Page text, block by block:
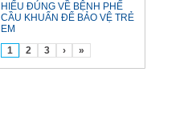
HIỂU ĐÚNG VỀ BỆNH PHẾ
CẦU KHUẨN ĐỂ BẢO VỆ TRẺ
EM
1
2 3 › »